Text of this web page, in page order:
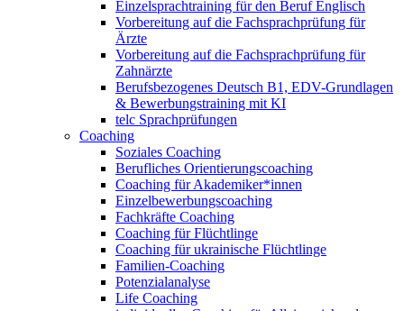
Einzelsprachtraining für den Beruf Englisch
Vorbereitung auf die Fachsprachprüfung für
Ärzte
Vorbereitung auf die Fachsprachprüfung für
Zahnärzte
Berufsbezogenes Deutsch B1, EDV-Grundlagen
& Bewerbungstraining mit KI
telc Sprachprüfungen
Coaching
Soziales Coaching
Berufliches Orientierungscoaching
Coaching für Akademiker*innen
Einzelbewerbungscoaching
Fachkräfte Coaching
Coaching für Flüchtlinge
Coaching für ukrainische Flüchtlinge
Familien-Coaching
Potenzialanalyse
Life Coaching